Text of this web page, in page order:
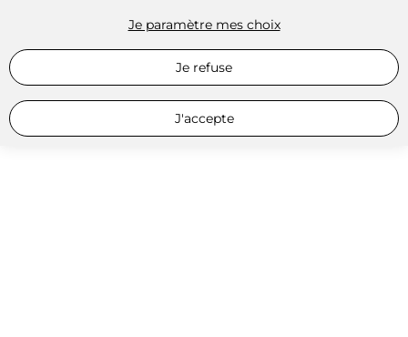
Je paramètre mes choix
Je refuse
J'accepte